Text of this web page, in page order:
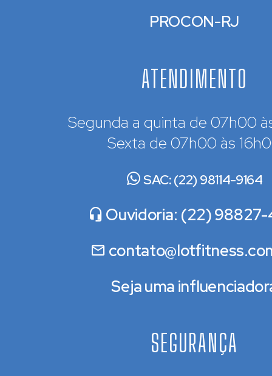
PROCON-RJ
ATENDIMENTO
Segunda a quinta de 07h00
Sexta de 07h00 às
SAC: (22) 98114-9164
Ouvidoria: (22) 98827-
Seja uma
SEGURANÇA